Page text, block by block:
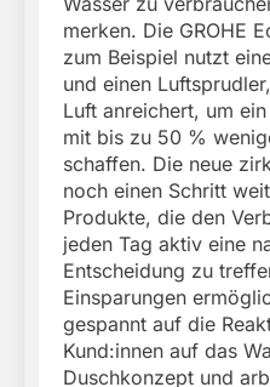
merken. Die GROHE
zum Beispiel nutzt
und einen
Luft anreichert, um
mit bis zu 50 %
schaffen. Die neue
noch einen Schritt
Produkte, die den
jeden Tag aktiv eine
Entscheidung zu
Einsparungen
gespannt auf die
Kund:innen auf das
Duschkonzept und